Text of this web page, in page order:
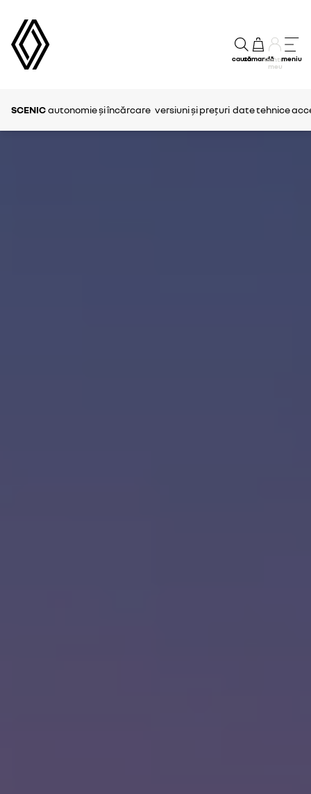
cautăcomandăContul
meu
meniu
SCENICautonomie și încărcare versiuni și prețuri date tehnice